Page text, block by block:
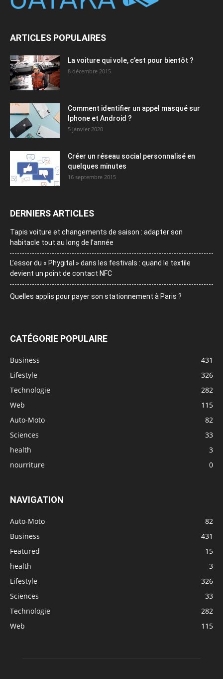
ARTICLES POPULAIRES
La voiture qui vole, c’est pour bientôt ?
8 décembre 2015
Comment identifier un appel masqué sur
Iphone et Android ?
5 janvier 2020
Créer un réseau social personnalisé en
quelques minutes
16 septembre 2015
DERNIERS ARTICLES
Tapis voiture et changements de saison : adapter son
habitacle tout au long de l’année
L’essor du « Phygital » dans les festivals : quand le textile
devient un point de contact NFC
Quelles applis pour payer son stationnement à Paris ?
CATÉGORIE POPULAIRE
Business
431
Lifestyle
326
Technologie
282
Web
115
Auto-Moto
82
Sciences
33
health
3
nourriture
0
NAVIGATION
Auto-Moto
82
Business
431
Featured
15
health
3
Lifestyle
326
Sciences
33
Technologie
282
Web
115